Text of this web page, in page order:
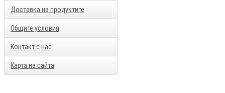
Доставка на продуктите
Общите условия
Контакт с нас
Карта на сайта